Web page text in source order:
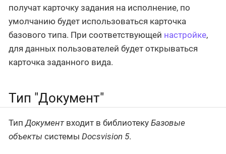
получат карточку задания на исполнение, по
умолчанию будет использоваться карточка
базового типа. При соответствующей настройке,
для данных пользователей будет открываться
карточка заданного вида.
Тип "Документ"
ТипДокументвходит в библиотеку Базовые
объекты системы Docsvision 5.